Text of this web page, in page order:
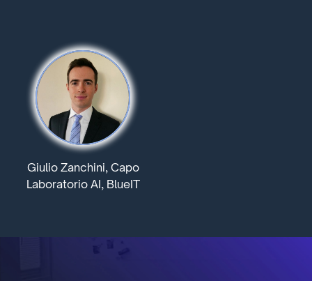
Giulio Zanchini, Capo
Laboratorio AI, BlueIT